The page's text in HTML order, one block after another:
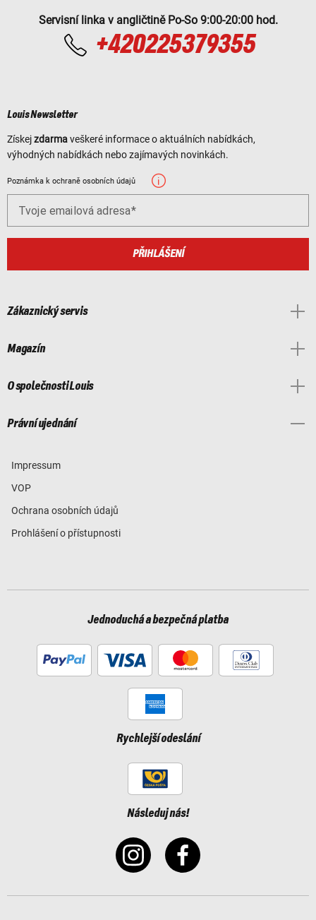
Servisní linka v angličtině Po-So 9:00-20:00 hod.
+420225379355
Louis Newsletter
Získejzdarmaveškeré informace o aktuálních nabídkách,
výhodných nabídkách nebo zajímavých novinkách.
Poznámka k ochraně osobních údajů
Tvoje emailová adresa
PŘIHLÁŠENÍ
Zákaznický servis
Magazín
O společnosti Louis
Právní ujednání
Impressum
VOP
Ochrana osobních údajů
Prohlášení o přístupnosti
Jednoduchá a bezpečná platba
Rychlejší odeslání
Následuj nás!